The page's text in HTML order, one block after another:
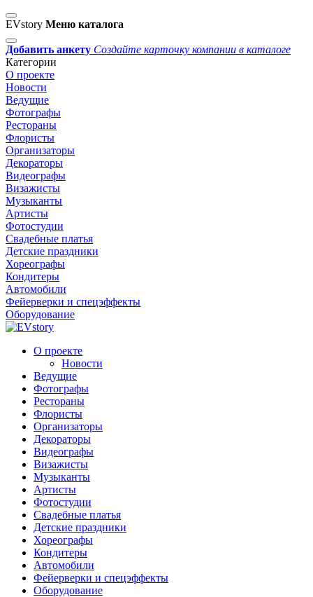
EVstory Меню каталога
Добавить анкету Создайте карточку компании в каталоге
Категории
О проекте
Новости
Ведущие
Фотографы
Рестораны
Флористы
Организаторы
Декораторы
Видеографы
Визажисты
Музыканты
Артисты
Фотостудии
Свадебные платья
Детские праздники
Хореографы
Кондитеры
Автомобили
Фейерверки и спецэффекты
Оборудование
О проекте
Новости
Ведущие
Фотографы
Рестораны
Флористы
Организаторы
Декораторы
Видеографы
Визажисты
Музыканты
Артисты
Фотостудии
Свадебные платья
Детские праздники
Хореографы
Кондитеры
Автомобили
Фейерверки и спецэффекты
Оборудование